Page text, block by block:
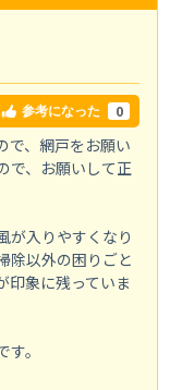
参考になった 0
で、網戸をお願い
で、お願いして正
が入りやすくなり
除以外の困りごと
印象に残っていま
。